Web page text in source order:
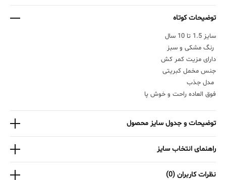
توضیحات کوتاه
سایز 1.5 تا 10 سال
رنگ مشکی و سبز
دارای مزیت کمر کش
جنس مخمل کبریتی
مدل جذب
فوق العاده راحت و خوش پا
توضیحات و جدول سایز محصول
راهنمای انتخاب سایز
نظرات کاربران (0)